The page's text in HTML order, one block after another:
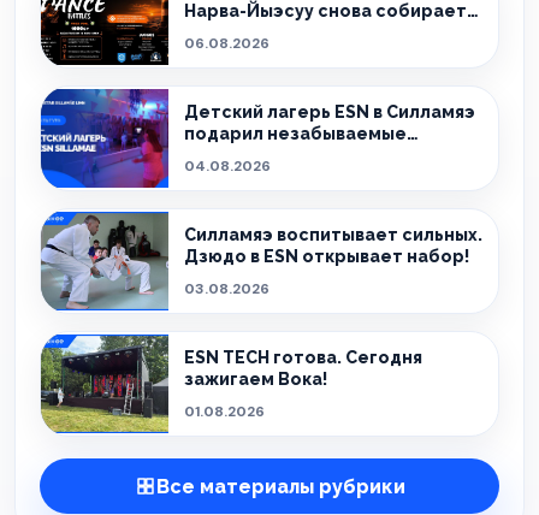
Нарва-Йыэсуу снова собирает
06.08.2026
Детский лагерь ESN в Силламяэ
подарил незабываемые
04.08.2026
Силламяэ воспитывает сильных.
Дзюдо в ESN открывает набор!
03.08.2026
ESN TECH готова. Сегодня
зажигаем Вока!
01.08.2026
Все материалы рубрики